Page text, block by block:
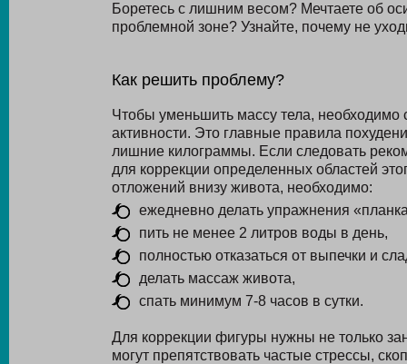
Боретесь с лишним весом? Мечтаете об
проблемной зоне? Узнайте, почему не
Как решить проблему?
Чтобы уменьшить массу тела,
активности. Это главные правила
лишние килограммы. Если следовать
для коррекции определенных областей
отложений внизу живота, необходимо:
ежедневно делать упражнения
пить не менее 2 литров воды в день,
полностью отказаться от выпечки и
делать массаж живота,
спать минимум 7-8 часов в сутки.
Для коррекции фигуры нужны не только
могут препятствовать частые стрессы,